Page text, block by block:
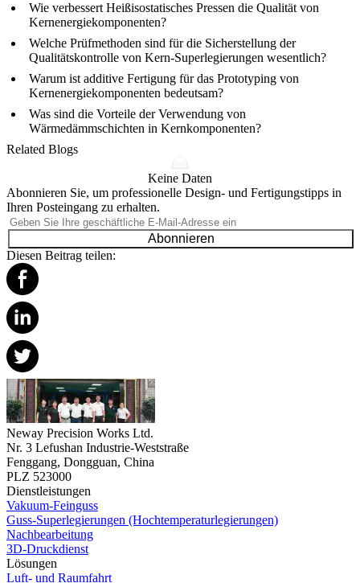
Wie verbessert Heißisostatisches Pressen die Qualität von
Kernenergiekomponenten?
Welche Prüfmethoden sind für die Sicherstellung der
Qualitätskontrolle von Kern-Superlegierungen wesentlich?
Warum ist additive Fertigung für das Prototyping von
Kernenergiekomponenten bedeutsam?
Was sind die Vorteile der Verwendung von
Wärmedämmschichten in Kernkomponenten?
Related Blogs
Keine Daten
Abonnieren Sie, um professionelle Design- und Fertigungstipps in
Ihren Posteingang zu erhalten.
Abonnieren
Diesen Beitrag teilen:
Neway Precision Works Ltd.
Nr. 3 Lefushan Industrie-Weststraße
Fenggang, Dongguan, China
PLZ 523000
Dienstleistungen
Vakuum-Feinguss
Guss-Superlegierungen (Hochtemperaturlegierungen)
Nachbearbeitung
3D-Druckdienst
Lösungen
Luft- und Raumfahrt